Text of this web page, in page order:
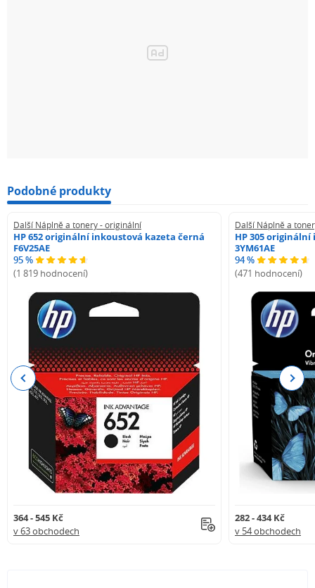
Podobné produkty
Další Náplně a tonery - originální
HP 652 originální inkoustová kazeta černá
F6V25AE
95 %
(1 819 hodnocení)
364 - 545 Kč
v 63 obchodech
Další Náplně a
HP 305
3YM61AE
94 %
(471 hodnocení)
282 - 434 Kč
v 54 obchodech
Previous Next